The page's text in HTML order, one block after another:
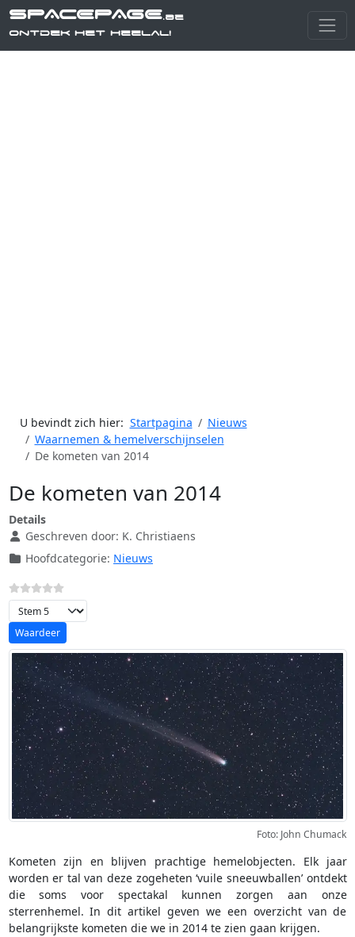
SPACEPAGE.be
Ontdek het heelal!
U bevindt zich hier: Startpagina
Nieuws
Waarnemen & hemelverschijnselen
De kometen van 2014
De kometen van 2014
Details
Geschreven door: K. Christiaens
Hoofdcategorie: Nieuws
Voeg waardering toe
Foto: John Chumack
Kometen zijn en blijven prachtige hemelobjecten. Elk jaar
worden er tal van deze zogeheten ‘vuile sneeuwballen’ ontdekt
die soms voor spectakal kunnen zorgen aan onze
sterrenhemel. In dit artikel geven we een overzicht van de
belangrijkste kometen die we in 2014 te zien gaan krijgen.